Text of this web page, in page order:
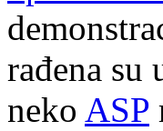
rađena su
neko ASP